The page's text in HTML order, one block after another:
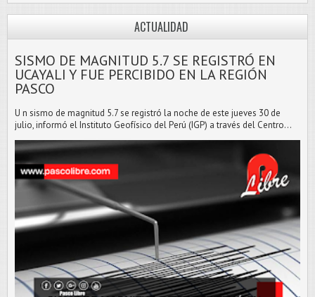
ACTUALIDAD
SISMO DE MAGNITUD 5.7 SE REGISTRÓ EN
UCAYALI Y FUE PERCIBIDO EN LA REGIÓN
PASCO
U n sismo de magnitud 5.7 se registró la noche de este jueves 30 de
julio, informó el Instituto Geofísico del Perú (IGP) a través del Centro...